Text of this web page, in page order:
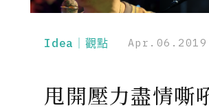
Idea｜觀點 Apr.06.2019
甩開壓力盡情嘶